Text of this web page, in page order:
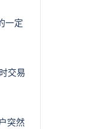
一定
交易
突然